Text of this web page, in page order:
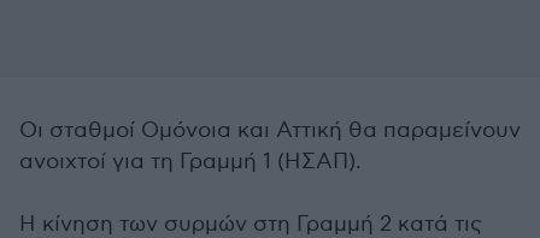
Οι σταθμοί Ομόνοια και Αττική θα παραμείνουν
ανοιχτοί για τη Γραμμή 1 (ΗΣΑΠ).
Η κίνηση των συρμών στη Γραμμή 2 κατά τις